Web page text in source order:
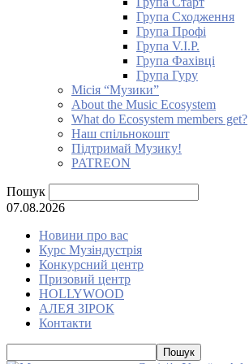
Група Сходження
Група Профі
Група V.I.P.
Група Фахівці
Група Гуру
Місія “Музики”
About the Music Ecosystem
What do Ecosystem members get?
Наш спільнокошт
Підтримай Музику!
PATREON
Пошук
07.08.2026
Новини про вас
Курс Музіндустрія
Конкурсний центр
Призовий центр
HOLLYWOOD
АЛЕЯ ЗІРОК
Контакти